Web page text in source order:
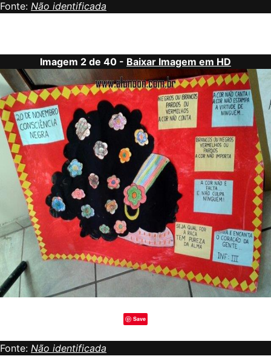
Fonte: Não identificada
Imagem 2 de 40 - Baixar Imagem em HD
Save
Fonte: Não identificada